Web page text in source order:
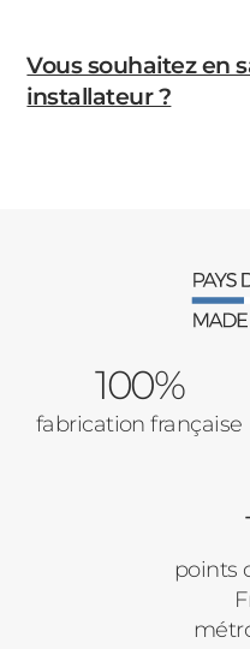
Vous souhaitez en
installateur ?
100%
fabrication française
points